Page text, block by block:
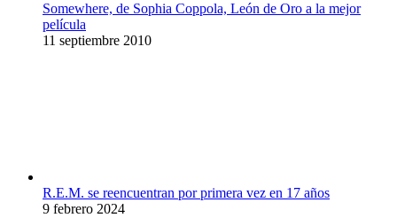
Somewhere, de Sophia Coppola, León de Oro a la mejor
película
11 septiembre 2010
R.E.M. se reencuentran por primera vez en 17 años
9 febrero 2024